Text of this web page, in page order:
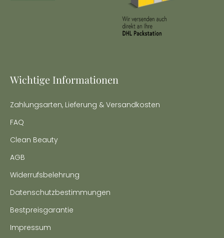
Wichtige Informationen
Zahlungsarten, Lieferung & Versandkosten
FAQ
Clean Beauty
AGB
Widerrufsbelehrung
Datenschutzbestimmungen
Bestpreisgarantie
Impressum